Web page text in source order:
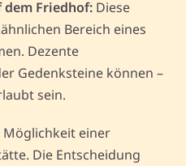
Friedhof: Diese
Bereich eines
Dezente
Gedenksteine können –
sein.
Möglichkeit einer
Die Entscheidung